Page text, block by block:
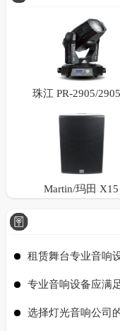
珠江 PR-2905/
Martin/玛田 X15
租赁舞台专业音响
专业音响设备应满
选择灯光音响公司